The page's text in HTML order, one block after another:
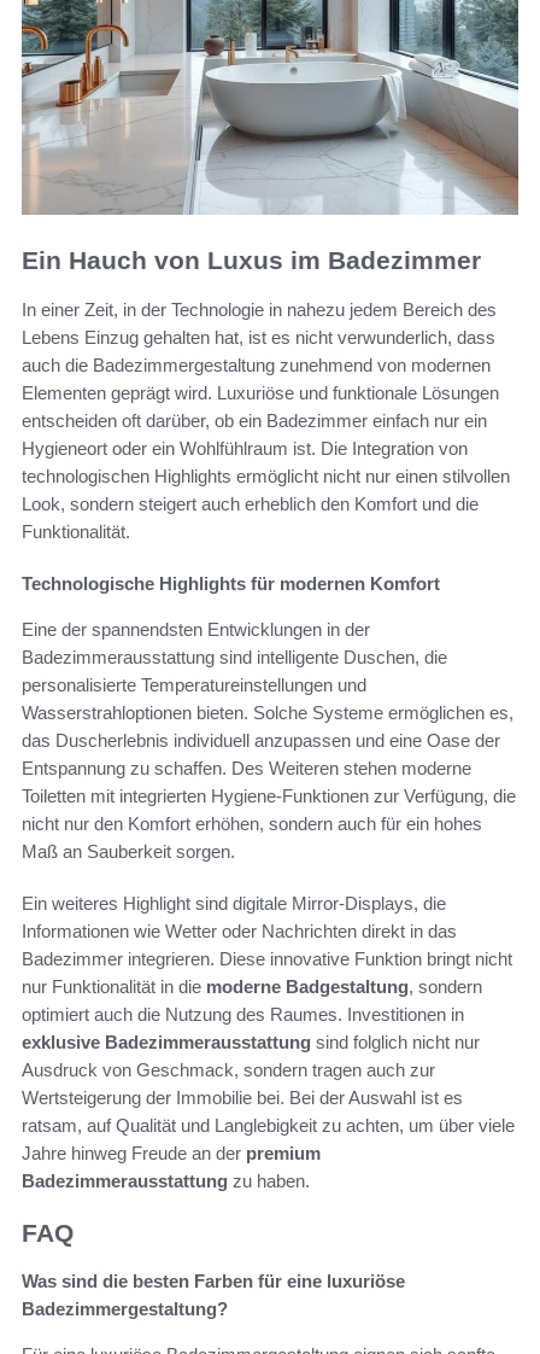
Ein Hauch von Luxus im Badezimmer
In einer Zeit, in der Technologie in nahezu jedem Bereich des
Lebens Einzug gehalten hat, ist es nicht verwunderlich, dass
auch die Badezimmergestaltung zunehmend von modernen
Elementen geprägt wird. Luxuriöse und funktionale Lösungen
entscheiden oft darüber, ob ein Badezimmer einfach nur ein
Hygieneort oder ein Wohlfühlraum ist. Die Integration von
technologischen Highlights ermöglicht nicht nur einen stilvollen
Look, sondern steigert auch erheblich den Komfort und die
Funktionalität.
Technologische Highlights für modernen Komfort
Eine der spannendsten Entwicklungen in der
Badezimmerausstattung sind intelligente Duschen, die
personalisierte Temperatureinstellungen und
Wasserstrahloptionen bieten. Solche Systeme ermöglichen es,
das Duscherlebnis individuell anzupassen und eine Oase der
Entspannung zu schaffen. Des Weiteren stehen moderne
Toiletten mit integrierten Hygiene-Funktionen zur Verfügung, die
nicht nur den Komfort erhöhen, sondern auch für ein hohes
Maß an Sauberkeit sorgen.
Ein weiteres Highlight sind digitale Mirror-Displays, die
Informationen wie Wetter oder Nachrichten direkt in das
Badezimmer integrieren. Diese innovative Funktion bringt nicht
nur Funktionalität in die moderne Badgestaltung, sondern
optimiert auch die Nutzung des Raumes. Investitionen in
exklusive Badezimmerausstattung sind folglich nicht nur
Ausdruck von Geschmack, sondern tragen auch zur
Wertsteigerung der Immobilie bei. Bei der Auswahl ist es
ratsam, auf Qualität und Langlebigkeit zu achten, um über viele
Jahre hinweg Freude an der premium
Badezimmerausstattung zu haben.
FAQ
Was sind die besten Farben für eine luxuriöse
Badezimmergestaltung?